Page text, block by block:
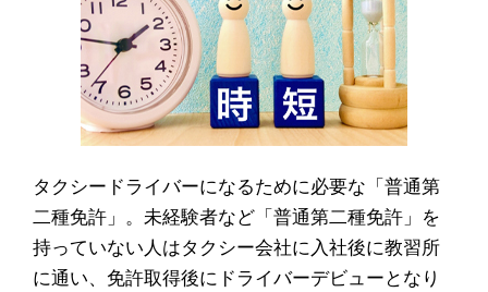
タクシードライバーになるために必要な「普通第
二種免許」。未経験者など「普通第二種免許」を
持っていない人はタクシー会社に入社後に教習所
に通い、免許取得後にドライバーデビューとなり